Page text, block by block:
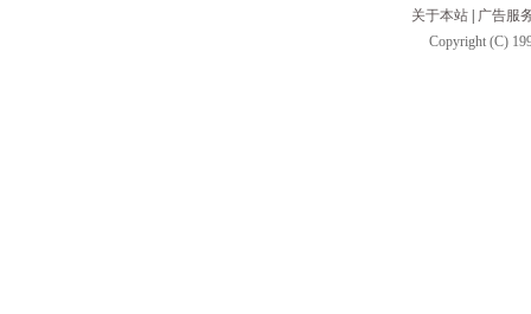
关于本站 | 广告服
Copyright (C)